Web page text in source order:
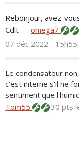
Rebonjour, avez-
Cdlt —omega7
07 déc 2022 - 15h55
Le condensateur
c'est interne s'il ne
sentiment que
Tom55
30 pts